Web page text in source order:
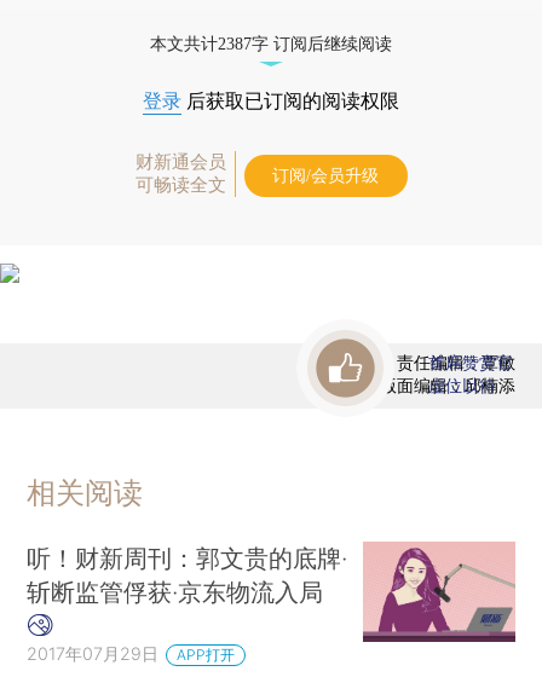
本文共计2387字 订阅后继续阅读
登录 后获取已订阅的阅读权限
财新通会员
可畅读全文
订阅/会员升级
责任编辑：覃敏
版面编辑：邱楠添
首席赞赏官
虚位以待
相关阅读
听！财新周刊：郭文贵的底牌·
斩断监管俘获·京东物流入局
2017年07月29日 APP打开